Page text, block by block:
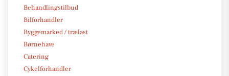
Behandlingstilbud
Bilforhandler
Byggemarked / trælast
Børnehave
Catering
Cykelforhandler